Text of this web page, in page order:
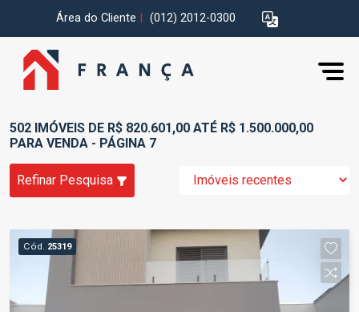
Área do Cliente (012) 2012-0300
502 IMÓVEIS DE R$ 820.601,00 ATÉ R$ 1.500.000,00
PARA VENDA - PÁGINA 7
Refinar Pesquisa
Cód. 25319